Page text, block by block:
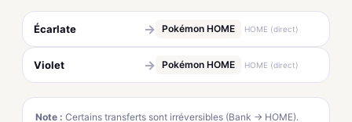
Écarlate → Pokémon HOME HOME (direct)
Violet → Pokémon HOME HOME (direct)
Note : Certains transferts sont irréversibles (Bank → HOME).